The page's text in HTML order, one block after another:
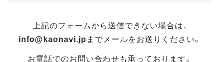
上記のフォームから送信できない場合は、
info@kaonavi.jp までメールをお送りください。
お電話でのお問い合わせも承っております。